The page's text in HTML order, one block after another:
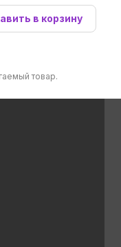
в корзину
товар.